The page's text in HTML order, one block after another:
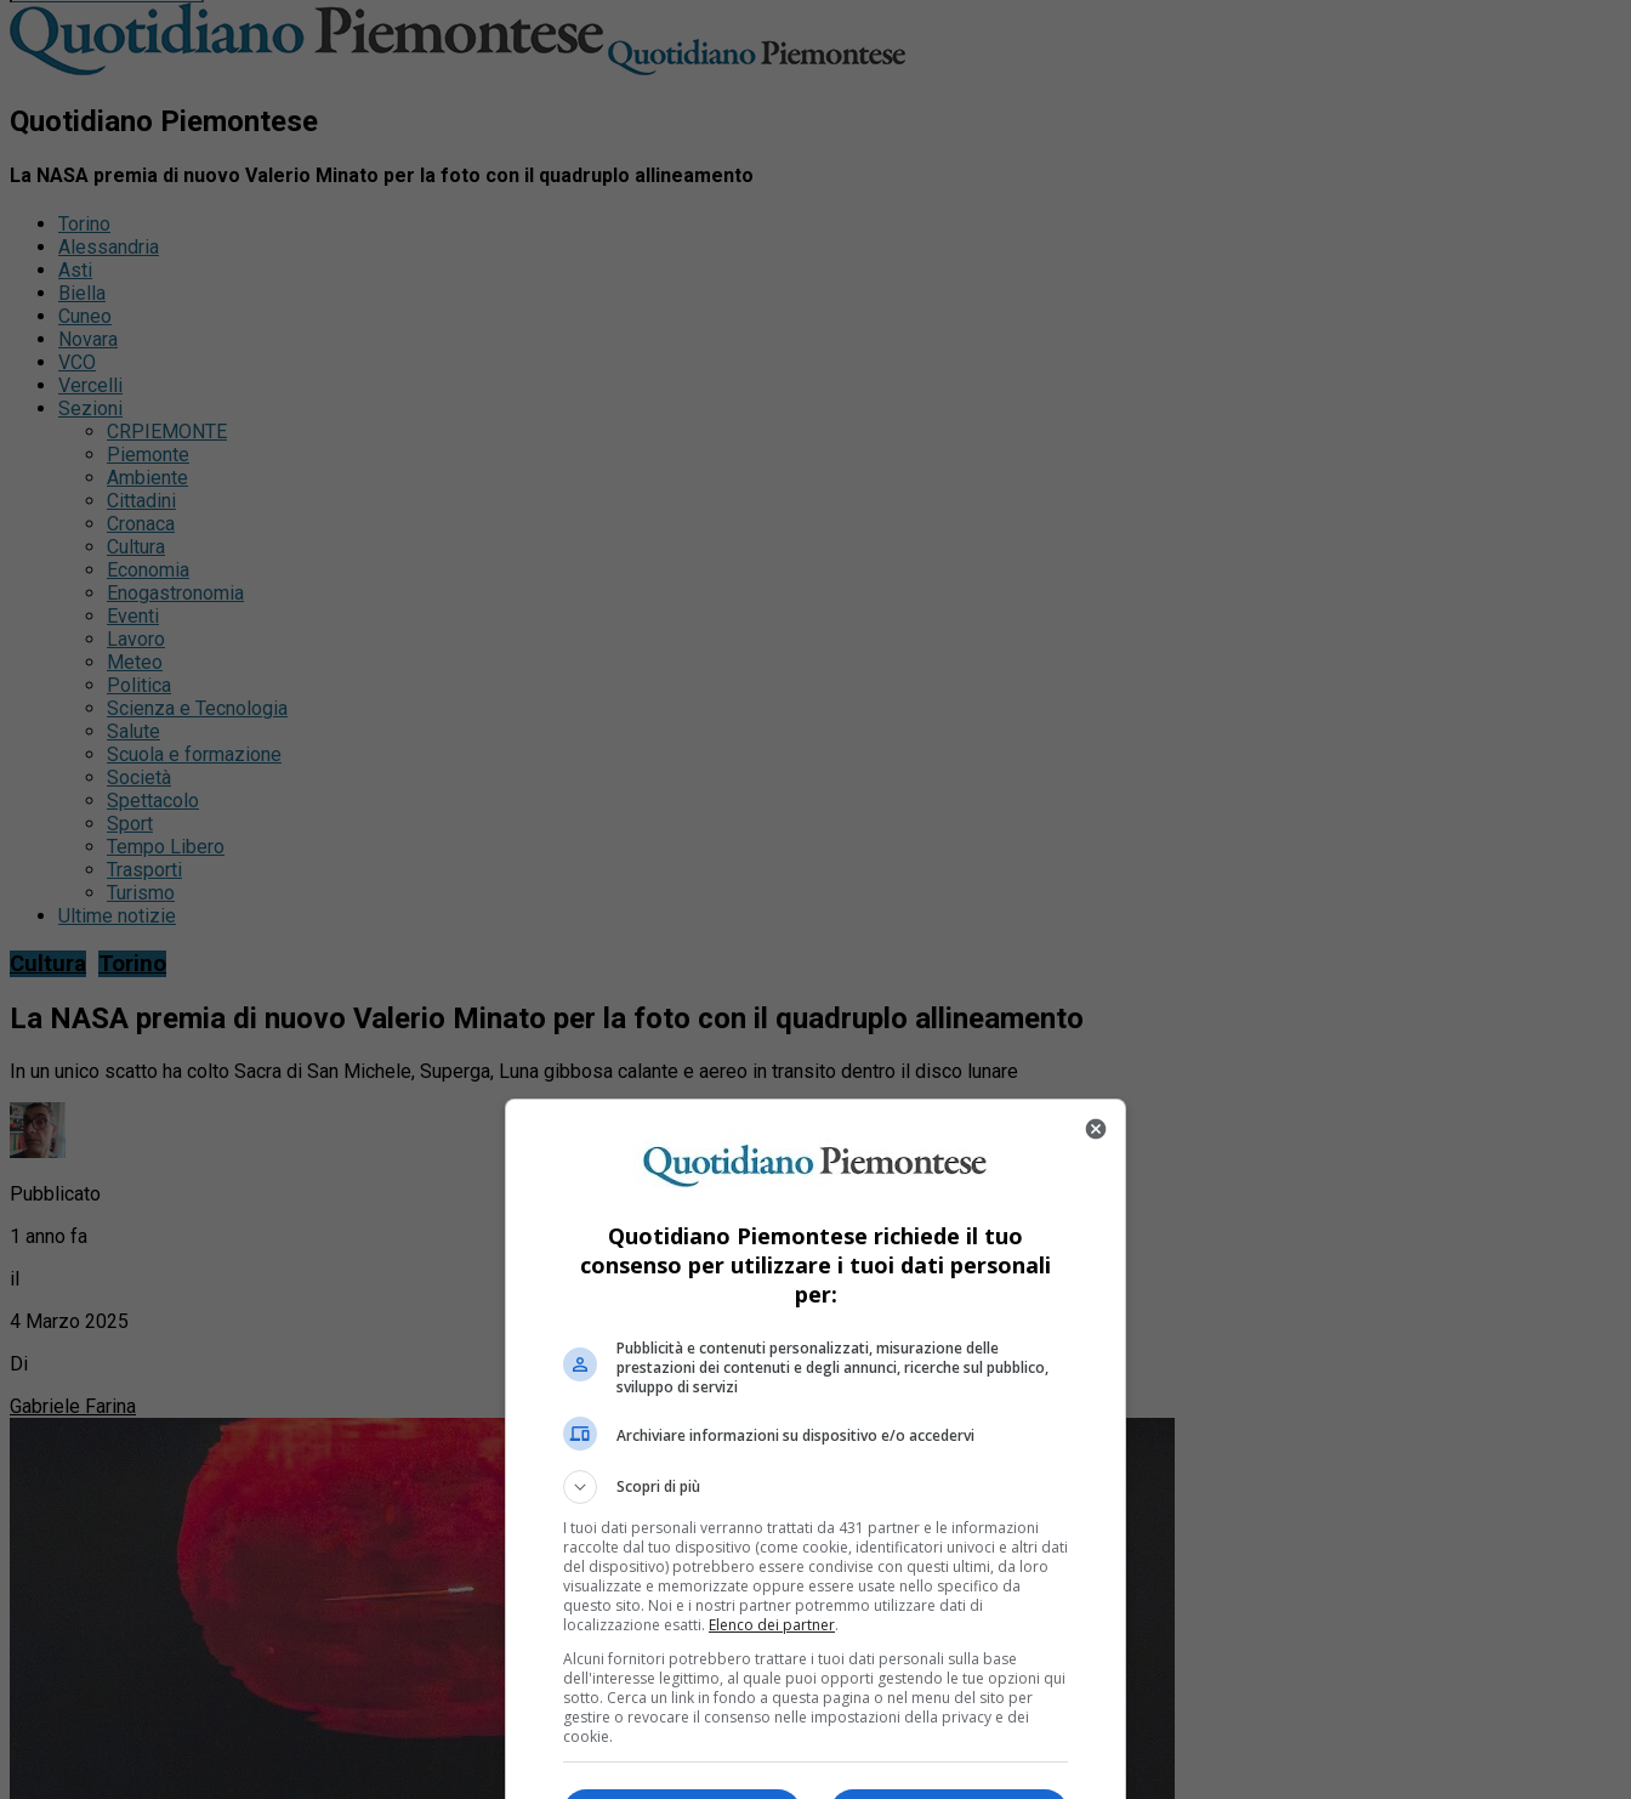
Quotidiano Piemontese
La NASA premia di nuovo Valerio Minato per la foto con il quadruplo allineamento
Torino
Alessandria
Asti
Biella
Cuneo
Novara
VCO
Vercelli
Sezioni
CRPIEMONTE
Piemonte
Ambiente
Cittadini
Cronaca
Cultura
Economia
Enogastronomia
Eventi
Lavoro
Meteo
Politica
Scienza e Tecnologia
Salute
Scuola e formazione
Società
Spettacolo
Sport
Tempo Libero
Trasporti
Turismo
Ultime notizie
Cultura Torino
La NASA premia di nuovo Valerio Minato per la foto con il quadruplo allineamento
In un unico scatto ha colto Sacra di San Michele, Superga, Luna gibbosa calante e aereo in transito dentro il disco lunare
Pubblicato
1 anno fa
il
4 Marzo 2025
Di
Gabriele Farina
Quotidiano Piemontese richiede il tuo
consenso per utilizzare i tuoi dati personali
per:
Pubblicità e contenuti personalizzati, misurazione delle
prestazioni dei contenuti e degli annunci, ricerche sul pubblico,
sviluppo di servizi
Archiviare informazioni su dispositivo e/o accedervi
Scopri di più
I tuoi dati personali verranno trattati da 431 partner e le informazioni
raccolte dal tuo dispositivo (come cookie, identificatori univoci e altri dati
del dispositivo) potrebbero essere condivise con questi ultimi, da loro
visualizzate e memorizzate oppure essere usate nello specifico da
questo sito. Noi e i nostri partner potremmo utilizzare dati di
localizzazione esatti. Elenco dei partner.
Alcuni fornitori potrebbero trattare i tuoi dati personali sulla base
dell'interesse legittimo, al quale puoi opporti gestendo le tue opzioni qui
sotto. Cerca un link in fondo a questa pagina o nel menu del sito per
gestire o revocare il consenso nelle impostazioni della privacy e dei
cookie.